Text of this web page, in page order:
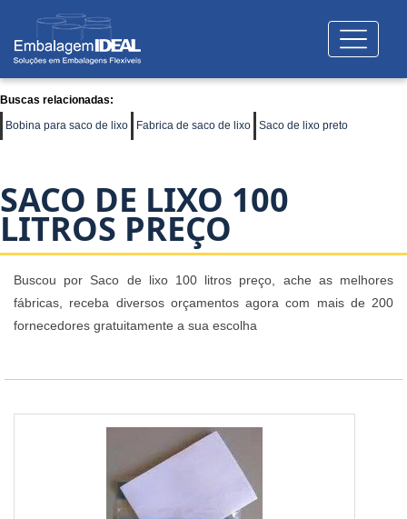
Buscas relacionadas:
Bobina para saco de lixo
Fabrica de saco de lixo Saco de lixo preto
SACO DE LIXO 100
LITROS PREÇO
Buscou por Saco de lixo 100 litros preço, ache as melhores
fábricas, receba diversos orçamentos agora com mais de 200
fornecedores gratuitamente a sua escolha